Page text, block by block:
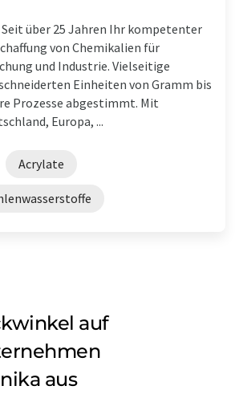
Seit über 25 Jahren Ihr kompetenter
von Chemikalien für
und Industrie. Vielseitige
Einheiten von Gramm bis
Prozesse abgestimmt. Mit
Europa, ...
Acrylate
auf
aus